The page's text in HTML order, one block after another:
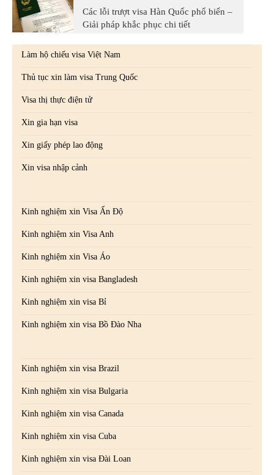
Các lỗi trượt visa Hàn Quốc phổ biến –
Giải pháp khắc phục chi tiết
Làm hộ chiếu visa Việt Nam
Thủ tục xin làm visa Trung Quốc
Visa thị thực điện tử
Xin gia hạn visa
Xin giấy phép lao động
Xin visa nhập cảnh
Kinh nghiệm xin Visa Ấn Độ
Kinh nghiệm xin Visa Anh
Kinh nghiệm xin Visa Áo
Kinh nghiệm xin visa Bangladesh
Kinh nghiệm xin visa Bỉ
Kinh nghiệm xin visa Bồ Đào Nha
Kinh nghiệm xin visa Brazil
Kinh nghiệm xin visa Bulgaria
Kinh nghiệm xin visa Canada
Kinh nghiệm xin visa Cuba
Kinh nghiệm xin visa Đài Loan